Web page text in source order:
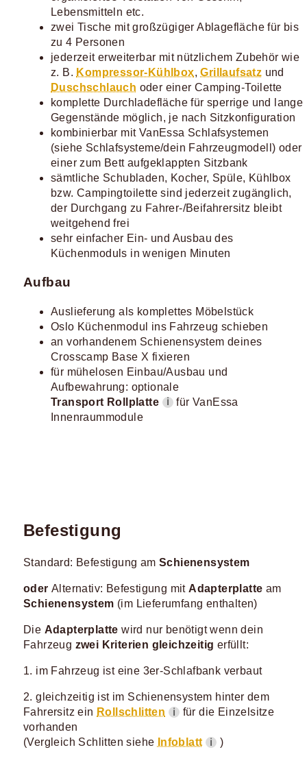
Lebensmitteln etc.
zwei Tische mit großzügiger Ablagefläche für bis
zu 4 Personen
jederzeit erweiterbar mit nützlichem Zubehör wie
z. B. Kompressor-Kühlbox,Grillaufsatz und
Duschschlauch oder einer Camping-Toilette
komplette Durchladefläche für sperrige und lange
Gegenstände möglich, je nach Sitzkonfiguration
kombinierbar mit VanEssa Schlafsystemen
(siehe Schlafsysteme/dein Fahrzeugmodell) oder
einer zum Bett aufgeklappten Sitzbank
sämtliche Schubladen, Kocher, Spüle, Kühlbox
bzw. Campingtoilette sind jederzeit zugänglich,
der Durchgang zu Fahrer-/Beifahrersitz bleibt
weitgehend frei
sehr einfacher Ein- und Ausbau des
Küchenmoduls in wenigen Minuten
Aufbau
Auslieferung als komplettes Möbelstück
Oslo Küchenmodul ins Fahrzeug schieben
an vorhandenem Schienensystem deines
Crosscamp Base X fixieren
für mühelosen Einbau/Ausbau und
Aufbewahrung: optionale
Transport Rollplatte
ℹ
für VanEssa
Innenraummodule
Befestigung
Standard: Befestigung am Schienensystem
oder Alternativ: Befestigung mit Adapterplatte am
Schienensystem (im Lieferumfang enthalten)
Die Adapterplatte wird nur benötigt wenn dein
Fahrzeug zwei Kriterien gleichzeitig erfüllt:
1. im Fahrzeug ist eine 3er-Schlafbank verbaut
2. gleichzeitig ist im Schienensystem hinter dem
Fahrersitz ein Rollschlitten ℹ
für die Einzelsitze
vorhanden
(Vergleich Schlitten siehe Infoblatt ℹ )